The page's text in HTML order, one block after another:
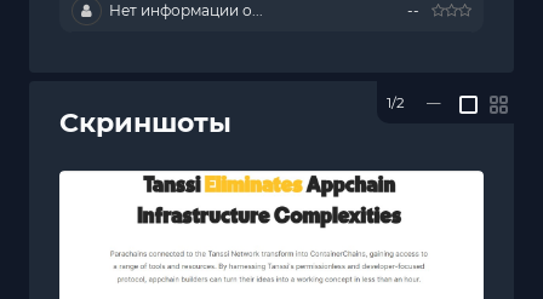
Нет информации о... --
Скриншоты
1/2 —